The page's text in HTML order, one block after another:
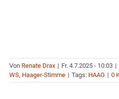
Von Renate Drax | Fr. 4.7.2025 - 10:03 |
WS, Haager-Stimme | Tags: HAAG | 0